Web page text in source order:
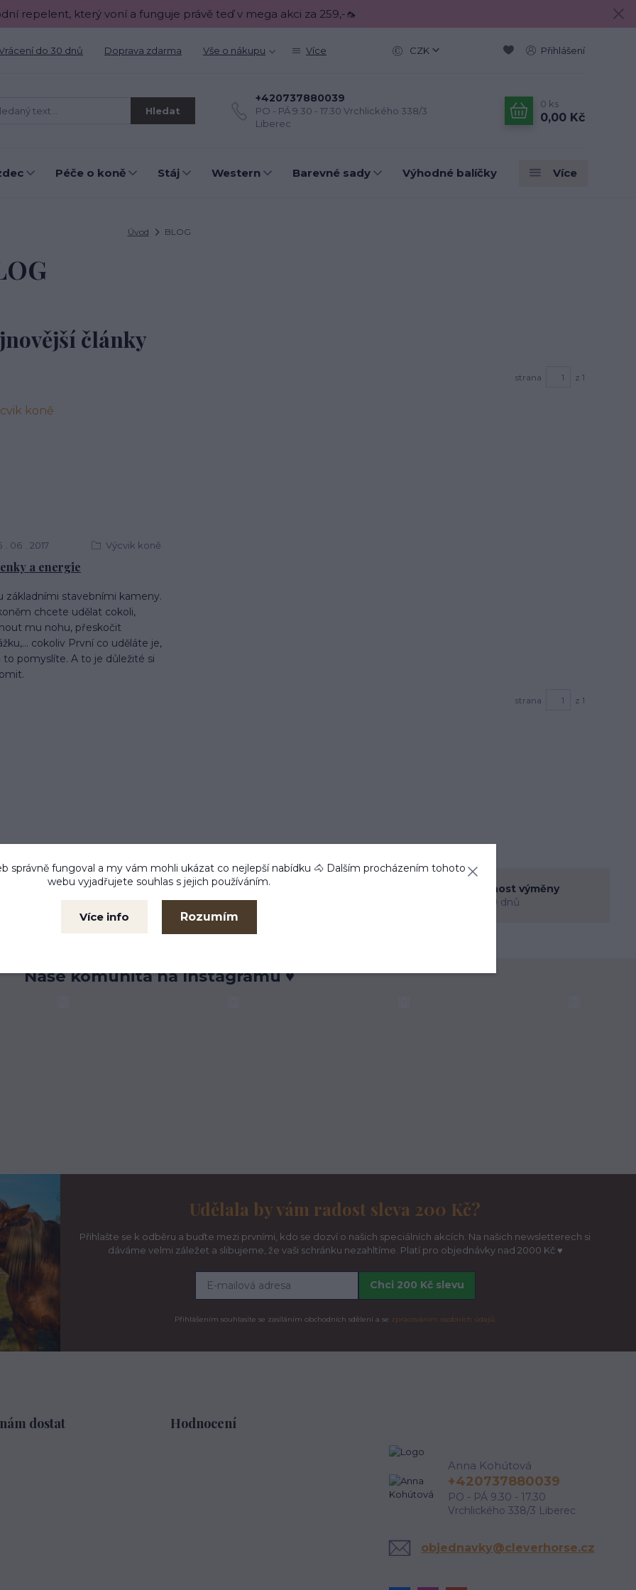
repelent, který voní a funguje právě teď v mega akci za 259,-🦟
do 30 dnů Doprava zdarma Vše o nákupu Více CZK Přihlášení
Hledat
+420737880039
PO - PÁ 9.30 - 17.30 Vrchlického 338/3
Liberec
0 ks
0,00 Kč
Péče o koně Stáj Western Barevné sady Výhodné balíčky Více
Úvod BLOG
články
strana z 1
a energie
06 2017 Výcvik koně
základními stavebními kameny.
chcete udělat cokoli,
mu nohu, přeskočit
cokoliv První co uděláte je,
to pomyslíte. A to je důležité si
strana z 1
Zboží testujeme
Možnost výměny
do 30 dnů
Naše komunita na Instagramu ♥
Udělala by vám radost sleva 200 Kč?
Přihlašte se k odběru a buďte mezi prvními, kdo se dozví o našich speciálních akcích. Na našich newsletterech si
dáváme velmi záležet a slibujeme, že vaši schránku nezahltíme. Platí pro objednávky nad 2000 Kč ♥
Chci 200 Kč slevu
Přihlášením souhlasíte se zasíláním obchodních sdělení a se zpracováním osobních údajů.
dostat Hodnocení
Anna Kohútová
+420737880039
PO - PÁ 9.30 - 17.30
Vrchlického 338/3 Liberec
objednavky@cleverhorse.cz
správně fungoval a my vám mohli ukázat co nejlepší nabídku 🐴 Dalším procházením tohoto
webu vyjadřujete souhlas s jejich používáním.
Více info Rozumím